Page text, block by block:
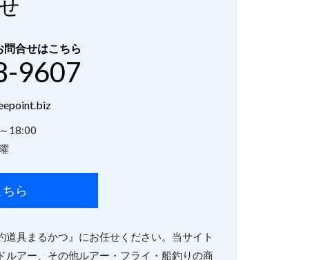
問合せはこちら
9607
18:00
ら
具まるかつ』にお任せください。当サイト
アー、その他ルアー・フライ・船釣りの商